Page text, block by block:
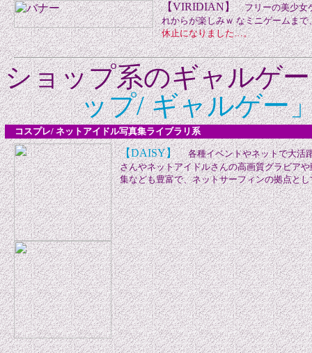
【VIRIDIAN】フリーの美少女
れからが楽しみｗ なミニゲームま
休止になりました…。
ショップ系のギャルゲ
ップ/ ギャルゲー
コスプレ/ ネットアイドル写真集ライブラリ系
【DAISY】各種イベントやネットで大活
さんやネットアイドルさんの高画質グラビア
集なども豊富で、ネットサーフィンの拠点と